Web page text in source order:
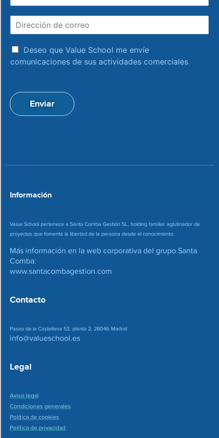
e
c
n
d
e
a
c
e
a
c
Deseo que Value School me envíe
comunicaciones de sus actividades comerciales
Enviar
Información
Value School pertenece a Santa Comba Gestión SL, holding familiar aglutinador de
proyectos que fomenta la libertad de la persona desde el conocimiento.
Más información en la web corporativa del grupo Santa
Comba:
www.santacombagestion.com
Contacto
Paseo de la Castellana 53, planta 2, 28046 Madrid
info@valueschool.es
Legal
Aviso legal
Condiciones generales
Política de cookies
Política de privacidad